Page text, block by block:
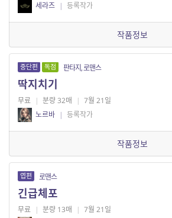
세라즈 | 등록작가
작품정보
중단편 독점 판타지, 로맨스
딱지치기
무료 | 분량 32매 | 7월 21일
노르바 | 등록작가
작품정보
엽편 로맨스
긴급체포
무료 | 분량 13매 | 7월 21일